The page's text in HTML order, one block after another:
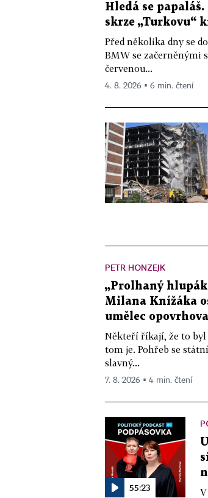
Hledá se
skrze „Turkovu“
Před několika dny se
BMW se začerněnými
červenou...
4. 8. 2026 ▪ 6 min. čtení
PETR HONZEJK
„Prolhaný
Milana Knížáka
umělec
Někteří říkají, že to byl
tom je. Pohřeb se
slavný...
7. 8. 2026 ▪ 4 min. čtení
55:23